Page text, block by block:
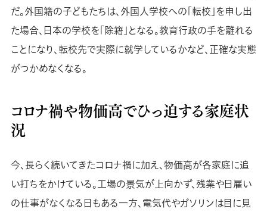
だ。外国籍の子どもたちは、外国人学校への「転校」を申し出
た場合、日本の学校を「除籍」となる。教育行政の手を離れる
ことになり、転校先で実際に就学しているかなど、正確な実態
がつかめなくなる。
コロナ禍や物価高でひっ迫する家庭状
況
今、長らく続いてきたコロナ禍に加え、物価高が各家庭に追
い打ちをかけている。工場の景気が上向かず、残業や日雇い
の仕事がなくなる日もある一方、電気代やガソリンは目に見